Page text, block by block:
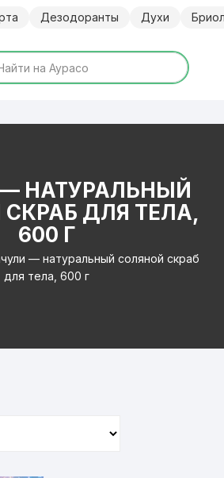
Дезодоранты Духи
НАТУРАЛЬНЫЙ
ДЛЯ ТЕЛА,
600 Г
— натуральный соляной скраб
для тела, 600 г